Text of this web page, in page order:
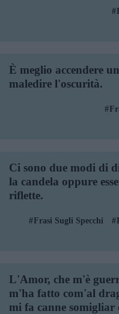
È meglio accendere
maledire l'oscurità.
Ci sono due modi di
la candela oppure
riflette.
Frasi Sugli Specchi
L'Amor, che m'è
m'ha fatto com'al
mi fa canne somigliar